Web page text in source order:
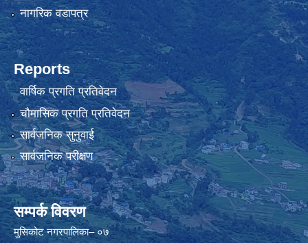
नागरिक वडापत्र
Reports
वार्षिक प्रगति प्रतिवेदन
चौमासिक प्रगति प्रतिवेदन
सार्वजनिक सुनुवाई
सार्वजनिक परीक्षण
सम्पर्क विवरण
मुसिकोट नगरपालिका– ०७